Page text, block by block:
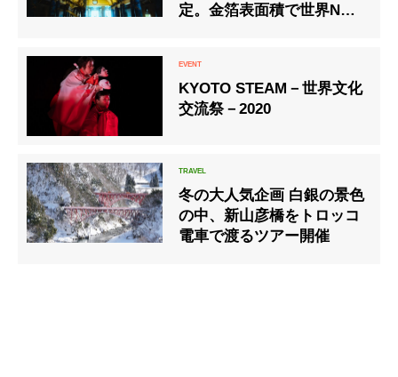
定。金箔表面積で世界No１
KYOTO STEAM－世界文化
交流祭－2020
冬の大人気企画 白銀の景色
の中、新山彦橋をトロッコ
電車で渡るツアー開催